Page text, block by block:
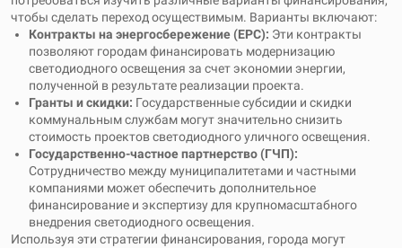
чтобы сделать переход осуществимым. Варианты включают:
Контракты на энергосбережение (EPC): Эти контракты
позволяют городам финансировать модернизацию
светодиодного освещения за счет экономии энергии,
полученной в результате реализации проекта.
Гранты и скидки: Государственные субсидии и скидки
коммунальным службам могут значительно снизить
стоимость проектов светодиодного уличного освещения.
Государственно-частное партнерство (ГЧП):
Сотрудничество между муниципалитетами и частными
компаниями может обеспечить дополнительное
финансирование и экспертизу для крупномасштабного
внедрения светодиодного освещения.
Используя эти стратегии финансирования, города могут